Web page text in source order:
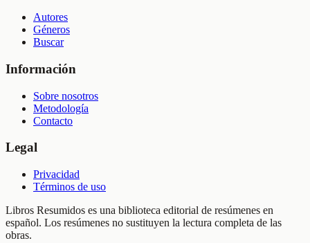
Autores
Géneros
Buscar
Información
Sobre nosotros
Metodología
Contacto
Legal
Privacidad
Términos de uso
Libros Resumidos es una biblioteca editorial de resúmenes en
español. Los resúmenes no sustituyen la lectura completa de las
obras.